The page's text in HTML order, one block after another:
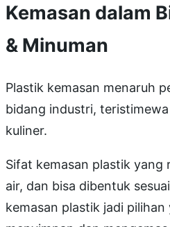
Kemasan dalam
& Minuman
Plastik kemasan menaruh
bidang industri,
kuliner.
Sifat kemasan plastik yang
air, dan bisa dibentuk
kemasan plastik jadi pilihan